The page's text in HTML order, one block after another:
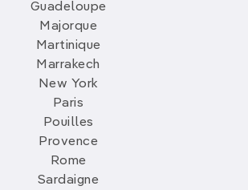
Guadeloupe
Majorque
Martinique
Marrakech
New York
Paris
Pouilles
Provence
Rome
Sardaigne